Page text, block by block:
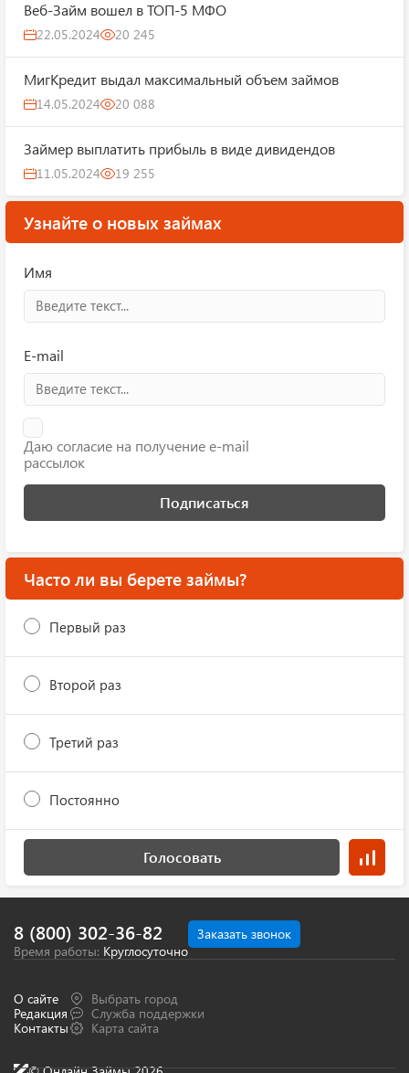
Веб-Займ вошел в ТОП-5 МФО
22.05.2024 20 245
МигКредит выдал максимальный объем займов
14.05.2024 20 088
Займер выплатить прибыль в виде дивидендов
11.05.2024 19 255
Узнайте о новых займах
Имя
E-mail
Даю согласие на получение e-mail
рассылок
Подписаться
Часто ли вы берете займы?
Первый раз
Второй раз
Третий раз
Постоянно
Голосовать
О сайте
Редакция
Контакты
Выбрать город
Служба поддержки
Карта сайта
Заказать звонок
8 (800) 302-36-82
Время работы: Круглосуточно